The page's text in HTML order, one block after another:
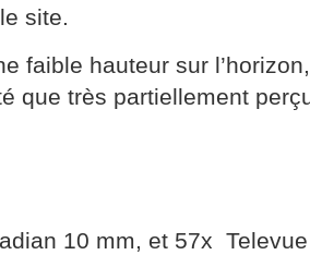
site.
faible hauteur sur
que très partiellement
10 mm, et 57x